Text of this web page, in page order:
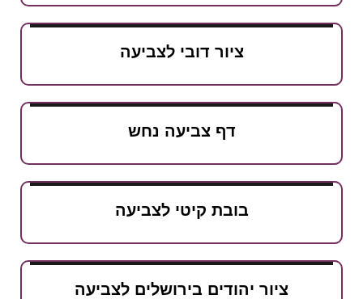
ציור דובי לצביעה
דף צביעה נחש
בובת קיטי לצביעה
ציור יהודים בירושלים לצביעה